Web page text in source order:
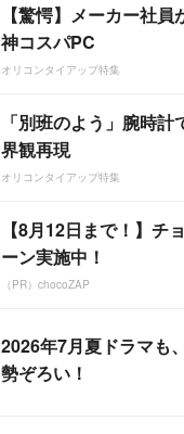
【驚愕】メーカー社員
神コスパPC
オリコンタイアップ特集
「別班のよう」腕時
界観再現
オリコンタイアップ特集
【8月12日まで！】チ
ーン実施中！
（PR）chocoZAP
2026年7月夏ドラマも
勢ぞろい！